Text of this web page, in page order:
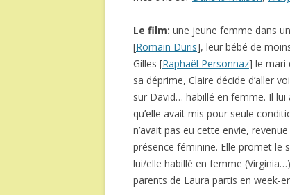
Le film: une jeune femme dans
[Romain Duris], leur bébé de
Gilles [Raphaël Personnaz] le mari
sa déprime, Claire décide d’aller
sur David… habillé en femme. Il lui
qu’elle avait mis pour seule
n’avait pas eu cette envie,
présence féminine. Elle promet le
lui/elle habillé en femme
parents de Laura partis en week-